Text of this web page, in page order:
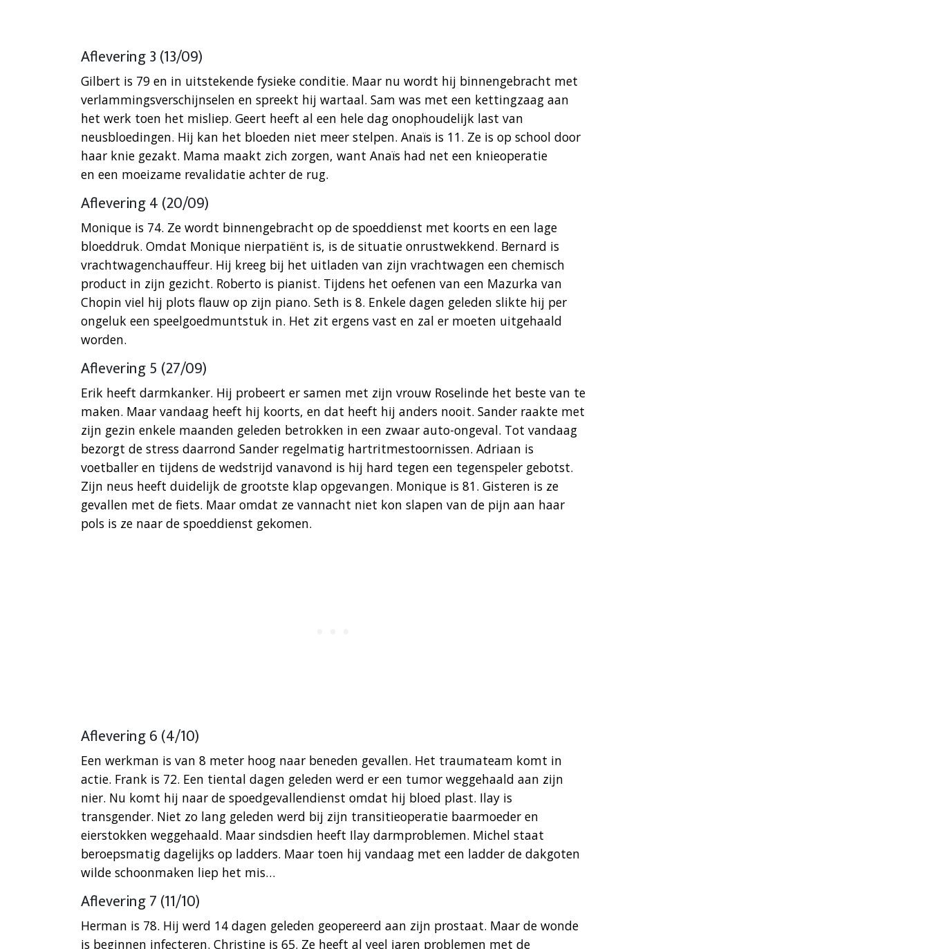
Aflevering 3 (13/09)
Gilbert is 79 en in uitstekende fysieke conditie. Maar nu wordt hij binnengebracht met
verlammingsverschijnselen en spreekt hij wartaal. Sam was met een kettingzaag aan
het werk toen het misliep. Geert heeft al een hele dag onophoudelijk last van
neusbloedingen. Hij kan het bloeden niet meer stelpen. Anaïs is 11. Ze is op school door
haar knie gezakt. Mama maakt zich zorgen, want Anaïs had net een knieoperatie
en een moeizame revalidatie achter de rug.
Aflevering 4 (20/09)
Monique is 74. Ze wordt binnengebracht op de spoeddienst met koorts en een lage
bloeddruk. Omdat Monique nierpatiënt is, is de situatie onrustwekkend. Bernard is
vrachtwagenchauffeur. Hij kreeg bij het uitladen van zijn vrachtwagen een chemisch
product in zijn gezicht. Roberto is pianist. Tijdens het oefenen van een Mazurka van
Chopin viel hij plots flauw op zijn piano. Seth is 8. Enkele dagen geleden slikte hij per
ongeluk een speelgoedmuntstuk in. Het zit ergens vast en zal er moeten uitgehaald
worden.
Aflevering 5 (27/09)
Erik heeft darmkanker. Hij probeert er samen met zijn vrouw Roselinde het beste van te
maken. Maar vandaag heeft hij koorts, en dat heeft hij anders nooit. Sander raakte met
zijn gezin enkele maanden geleden betrokken in een zwaar auto-ongeval. Tot vandaag
bezorgt de stress daarrond Sander regelmatig hartritmestoornissen. Adriaan is
voetballer en tijdens de wedstrijd vanavond is hij hard tegen een tegenspeler gebotst.
Zijn neus heeft duidelijk de grootste klap opgevangen. Monique is 81. Gisteren is ze
gevallen met de fiets. Maar omdat ze vannacht niet kon slapen van de pijn aan haar
pols is ze naar de spoeddienst gekomen.
Aflevering 6 (4/10)
Een werkman is van 8 meter hoog naar beneden gevallen. Het traumateam komt in
actie. Frank is 72. Een tiental dagen geleden werd er een tumor weggehaald aan zijn
nier. Nu komt hij naar de spoedgevallendienst omdat hij bloed plast. Ilay is
transgender. Niet zo lang geleden werd bij zijn transitieoperatie baarmoeder en
eierstokken weggehaald. Maar sindsdien heeft Ilay darmproblemen. Michel staat
beroepsmatig dagelijks op ladders. Maar toen hij vandaag met een ladder de dakgoten
wilde schoonmaken liep het mis…
Aflevering 7 (11/10)
Herman is 78. Hij werd 14 dagen geleden geopereerd aan zijn prostaat. Maar de wonde
is beginnen infecteren. Christine is 65. Ze heeft al veel jaren problemen met de